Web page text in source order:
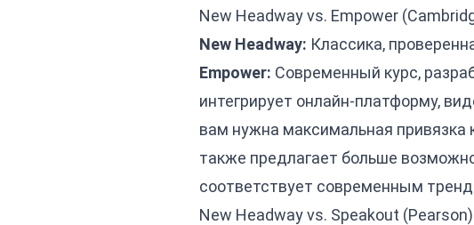
New Headway vs. Empower
New Headway: Классика,
Empower: Современный курс,
интегрирует онлайн-платформу,
вам нужна максимальная
также предлагает больше
соответствует современным
New Headway vs. Speakout (Pearson)